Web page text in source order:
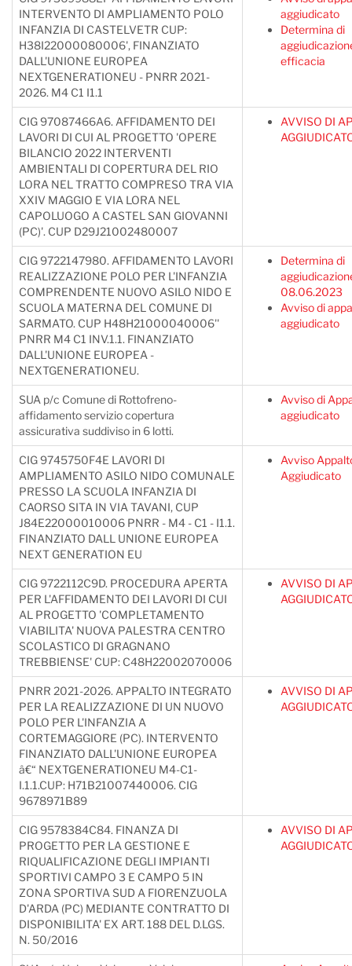
INTERVENTO DI AMPLIAMENTO POLO
INFANZIA DI CASTELVETR CUP:
H38I22000080006', FINANZIATO
DALL'UNIONE EUROPEA
NEXTGENERATIONEU - PNRR 2021-
2026. M4 C1 I1.1
aggiudicato
Determina di
efficacia
CIG 97087466A6. AFFIDAMENTO DEI
LAVORI DI CUI AL PROGETTO 'OPERE
BILANCIO 2022 INTERVENTI
AMBIENTALI DI COPERTURA DEL RIO
LORA NEL TRATTO COMPRESO TRA VIA
XXIV MAGGIO E VIA LORA NEL
CAPOLUOGO A CASTEL SAN GIOVANNI
(PC)'. CUP D29J21002480007
AVVISO DI
CIG 9722147980. AFFIDAMENTO LAVORI
REALIZZAZIONE POLO PER L'INFANZIA
COMPRENDENTE NUOVO ASILO NIDO E
SCUOLA MATERNA DEL COMUNE DI
SARMATO. CUP H48H21000040006''
PNRR M4 C1 INV.1.1. FINANZIATO
DALL'UNIONE EUROPEA -
NEXTGENERATIONEU.
Determina di
08.06.2023
Avviso di
aggiudicato
SUA p/c Comune di Rottofreno-
affidamento servizio copertura
assicurativa suddiviso in 6 lotti.
Avviso di
aggiudicato
CIG 9745750F4E LAVORI DI
AMPLIAMENTO ASILO NIDO COMUNALE
PRESSO LA SCUOLA INFANZIA DI
CAORSO SITA IN VIA TAVANI, CUP
J84E22000010006 PNRR - M4 - C1 - I1.1.
FINANZIATO DALL UNIONE EUROPEA
NEXT GENERATION EU
Avviso
Aggiudicato
CIG 9722112C9D. PROCEDURA APERTA
PER L'AFFIDAMENTO DEI LAVORI DI CUI
AL PROGETTO 'COMPLETAMENTO
VIABILITA' NUOVA PALESTRA CENTRO
SCOLASTICO DI GRAGNANO
TREBBIENSE' CUP: C48H22002070006
AVVISO DI
PNRR 2021-2026. APPALTO INTEGRATO
PER LA REALIZZAZIONE DI UN NUOVO
POLO PER L'INFANZIA A
CORTEMAGGIORE (PC). INTERVENTO
FINANZIATO DALL'UNIONE EUROPEA
â€“ NEXTGENERATIONEU M4-C1-
I.1.1.CUP: H71B21007440006. CIG
9678971B89
AVVISO DI
CIG 9578384C84. FINANZA DI
PROGETTO PER LA GESTIONE E
RIQUALIFICAZIONE DEGLI IMPIANTI
SPORTIVI CAMPO 3 E CAMPO 5 IN
ZONA SPORTIVA SUD A FIORENZUOLA
D'ARDA (PC) MEDIANTE CONTRATTO DI
DISPONIBILITA' EX ART. 188 DEL D.LGS.
N. 50/2016
AVVISO DI